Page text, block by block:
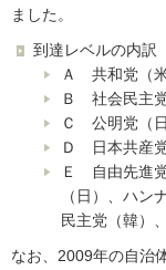
ました。
到達レベルの内訳
Ａ 共和党（米
Ｂ 社会民主党
Ｃ 公明党（日
Ｄ 日本共産党
Ｅ 自由先進
（日）、ハン
民主党（韓）
なお、2009年の自治